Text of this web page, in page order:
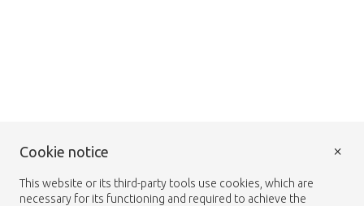
Cookie notice
This website or its third-party tools use cookies, which are
necessary for its functioning and required to achieve the
×